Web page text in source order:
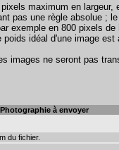
maximum en
pas une règle absolue ;
exemple en 800 pixels
idéal d'une image
images ne seront pas
Photographie à envoyer
du fichier.